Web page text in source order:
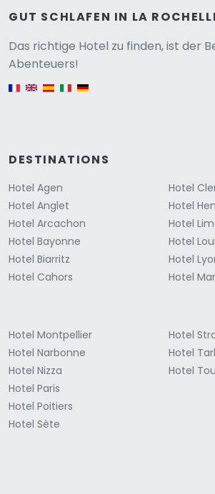
GUT SCHLAFEN IN LA
Das richtige Hotel zu finden, ist der
Abenteuers!
DESTINATIONS
Hotel Agen
Hotel Anglet
Hotel Arcachon
Hotel Bayonne
Hotel Biarritz
Hotel Cahors
Hotel
Hotel
Hotel
Hotel
Hotel
Hotel
Hotel Montpellier
Hotel Narbonne
Hotel Nizza
Hotel Paris
Hotel Poitiers
Hotel Sète
Hotel
Hotel
Hotel